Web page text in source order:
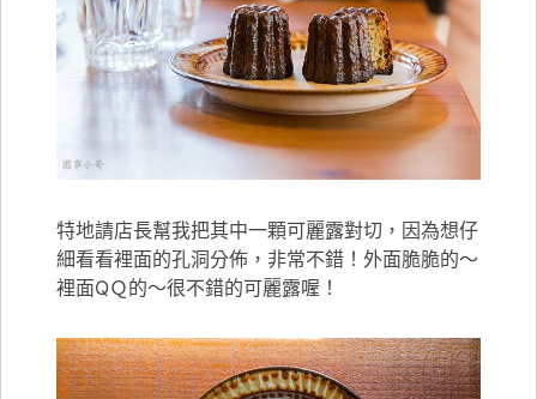
特地請店長幫我把其中一顆可麗露對切，因為想仔
細看看裡面的孔洞分佈，非常不錯！外面脆脆的～
裡面QＱ的～很不錯的可麗露喔！